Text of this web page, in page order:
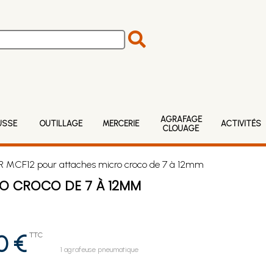
OUTILLAGE MERCERIE
AGRAFAGE
CLOUAGE
ACTIVITÉS
pour attaches micro croco de 7 à 12mm
CROCO DE 7 À 12MM
€ TTC
1 agrafeuse pneumatique